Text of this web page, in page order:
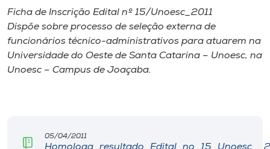
CPA
Biblioteca
Rádio
Ficha de Inscrição Edital nº 15/Unoesc_2011
Dispõe sobre processo de seleção externa de
funcionários técnico-administrativos para atuarem na
Universidade do Oeste de Santa Catarina – Unoesc, na
Unoesc – Campus de Joaçaba.
05/04/2011